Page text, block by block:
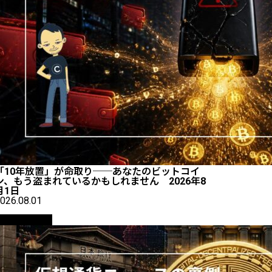
10年放置」が命取り──あなたのビットコイ
、もう盗まれているかもしれません 2026年8
1日